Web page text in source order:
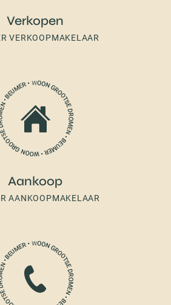
Verkopen
VERKOOPMAKELAAR
Aankoop
AANKOOPMAKELAAR